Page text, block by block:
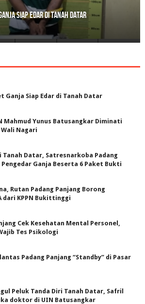
Siap Edar di Tanah Datar
Ganja Siap Edar di Tanah Datar
Mahmud Yunus Batusangkar Diminati
Nagari
Tanah Datar, Satresnarkoba Padang
Pengedar Ganja Beserta 6 Paket Bukti
Rutan Padang Panjang Borong
dari KPPN Bukittinggi
Cek Kesehatan Mental Personel,
Tes Psikologi
Padang Panjang “Standby” di Pasar
Peluk Tanda Diri Tanah Datar, Safril
doktor di UIN Batusangkar